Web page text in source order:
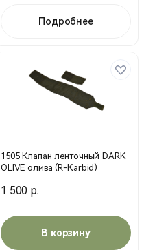
Подробнее
1505 Клапан ленточный DARK
OLIVE олива (R-Karbid)
1 500 р.
В корзину